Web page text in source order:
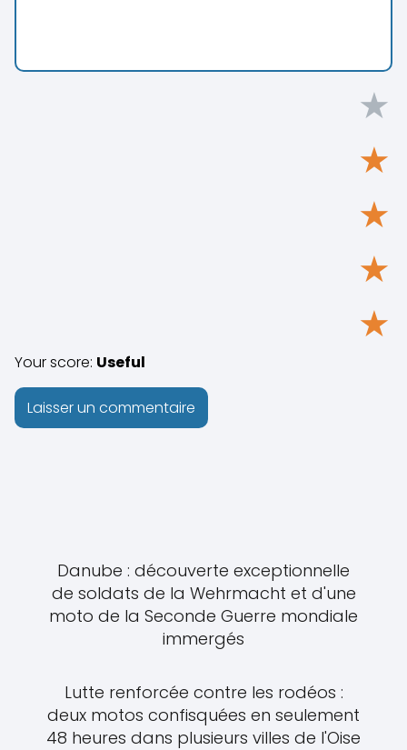
★
★
★
★
★
Your score: Useful
Danube : découverte exceptionnelle
de soldats de la Wehrmacht et d'une
moto de la Seconde Guerre mondiale
immergés
Lutte renforcée contre les rodéos :
deux motos confisquées en seulement
48 heures dans plusieurs villes de l'Oise